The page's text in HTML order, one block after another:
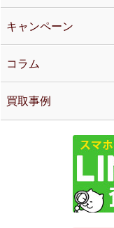
キャンペーン
コラム
買取事例